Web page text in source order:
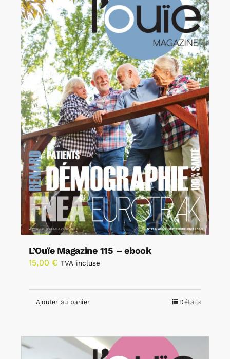
L’Ouïe Magazine 115 – ebook
15,00 € TVA incluse
Ajouter au panier Détails